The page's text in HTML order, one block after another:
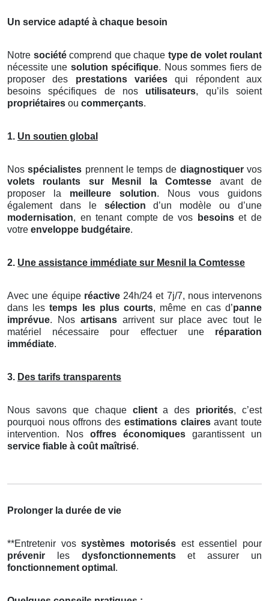
Un service adapté à chaque besoin
Notre sociétécomprend que chaque type de volet roulant
nécessite une solution spécifique. Nous sommes fiers de
proposer des prestations variées qui répondent aux
besoins spécifiques de nos utilisateurs, qu’ils soient
propriétaires ou commerçants.
1. Un soutien global
Nosspécialistes prennent le temps de diagnostiquervos
volets roulants
sur Mesnil la Comtesse avant de
proposer la meilleure solution. Nous vous guidons
également dans le sélection d’un modèle ou d’une
modernisation, en tenant compte de vos besoinset de
votre enveloppe budgétaire.
2. Une assistance immédiate sur Mesnil la Comtesse
Avec une équipe réactive24h/24 et 7j/7, nous intervenons
dans lestemps les plus courts, même en cas d’panne
imprévue. Nos artisans arrivent sur place avec tout le
matériel nécessaire pour effectuer une réparation
immédiate.
3. Des tarifs transparents
Nous savons que chaque clienta des priorités, c’est
pourquoi nous offrons des estimations clairesavant toute
intervention. Nos offres économiques garantissent un
service fiable à coût maîtrisé.
Prolonger la durée de vie
**Entretenir vossystèmes motorisés est essentiel pour
prévenir les dysfonctionnementset assurer un
fonctionnement optimal .